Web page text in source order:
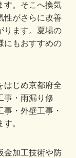
す。そこへ換気
性がさらに改善
ります。夏場の
にもおすすめの
はじめ京都府全
事・雨漏り修
・外壁工事・
。
金加工技術や防